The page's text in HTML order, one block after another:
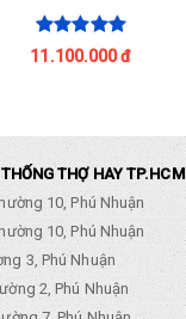
11.100.000 đ
THỢ HAY TP.HCM
10, Phú Nhuận
10, Phú Nhuận
3, Phú Nhuận
2, Phú Nhuận